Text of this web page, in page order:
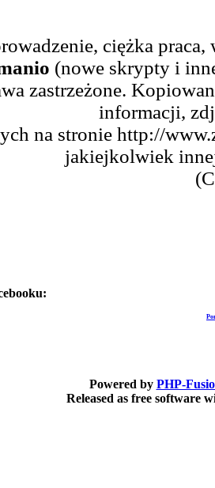
ciężka
(nowe skrypty i
zastrzeżone.
informacji,
na stronie http://
jakiejkolwiek
Powered by PHP-
Released as free software